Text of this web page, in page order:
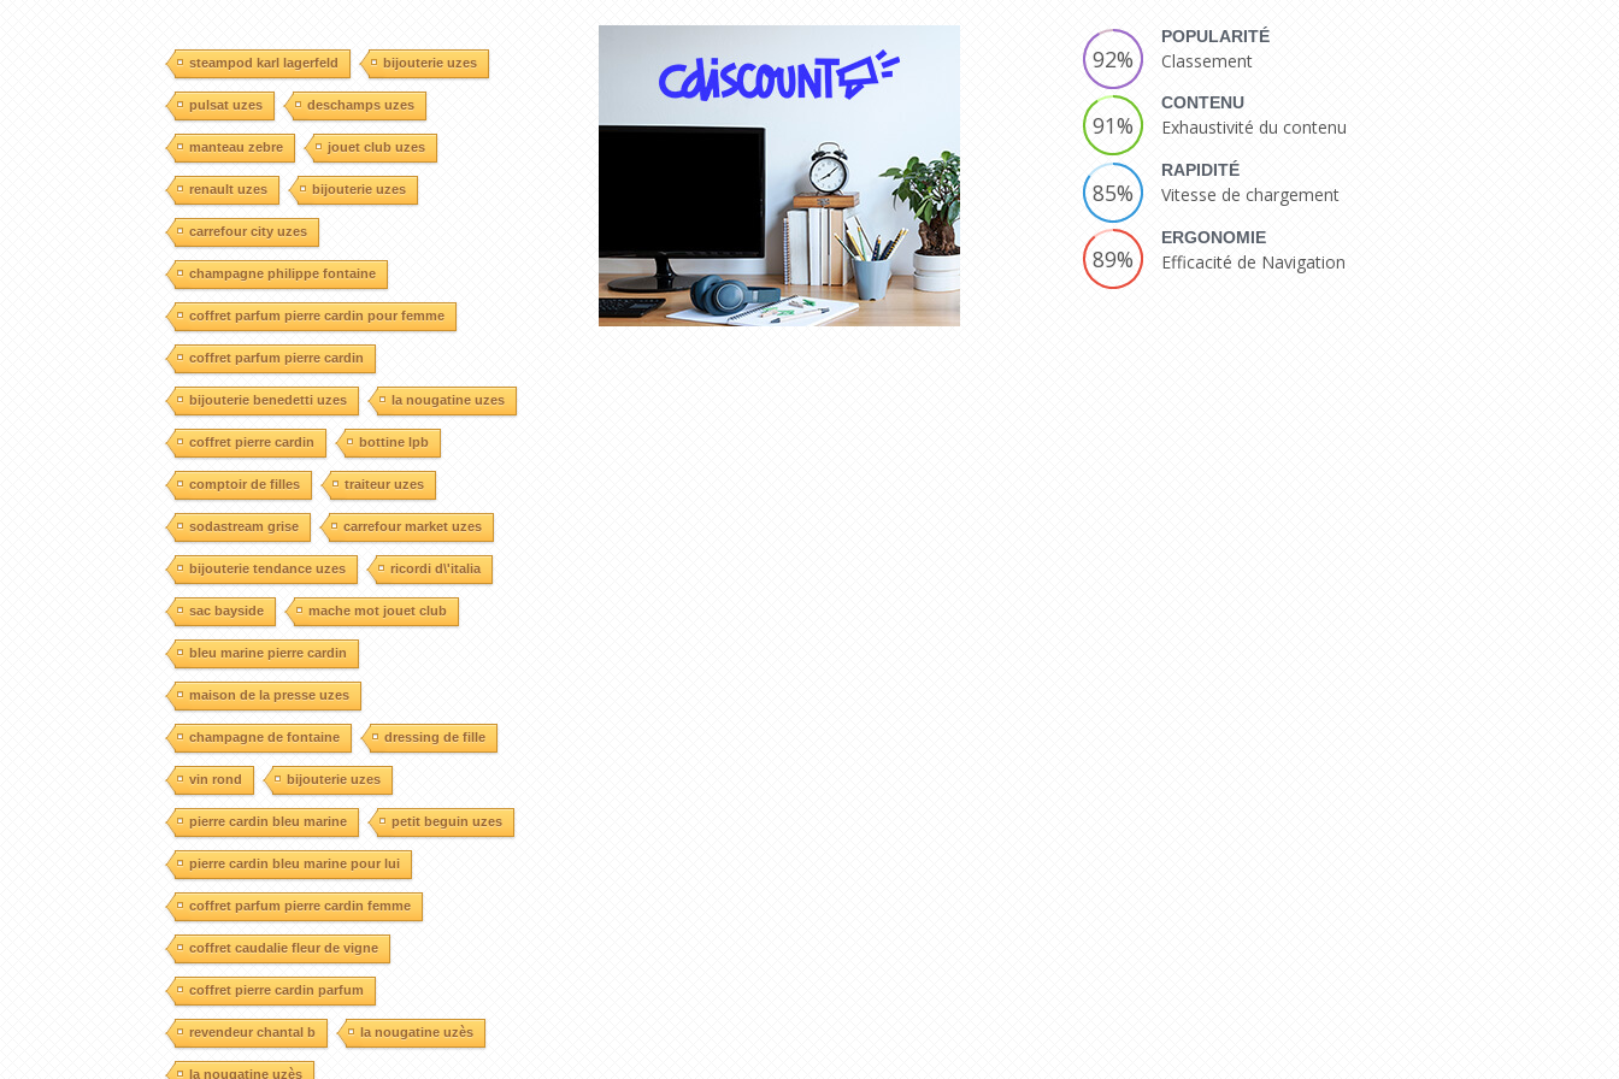
steampod karl lagerfeld bijouterie uzes
pulsat uzes deschamps uzes
manteau zebre jouet club uzes
renault uzes bijouterie uzes
carrefour city uzes
champagne philippe fontaine
coffret parfum pierre cardin pour femme
coffret parfum pierre cardin
bijouterie benedetti uzes la nougatine uzes
coffret pierre cardin bottine lpb
comptoir de filles traiteur uzes
sodastream grise carrefour market uzes
bijouterie tendance uzes ricordi d\'italia
sac bayside mache mot jouet club
bleu marine pierre cardin
maison de la presse uzes
champagne de fontaine dressing de fille
vin rond bijouterie uzes
pierre cardin bleu marine petit beguin uzes
pierre cardin bleu marine pour lui
coffret parfum pierre cardin femme
coffret caudalie fleur de vigne
coffret pierre cardin parfum
revendeur chantal b la nougatine uzès
la nougatine uzès
92%
POPULARITÉ
Classement
91%
CONTENU
Exhaustivité du contenu
85%
RAPIDITÉ
Vitesse de chargement
89%
ERGONOMIE
Efficacité de Navigation